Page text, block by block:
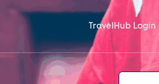
TravelHub Login